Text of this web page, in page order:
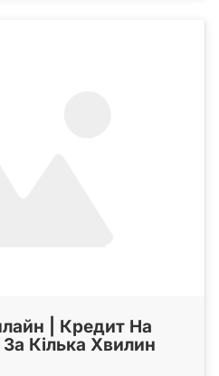
| Кредит На
Кілька Хвилин